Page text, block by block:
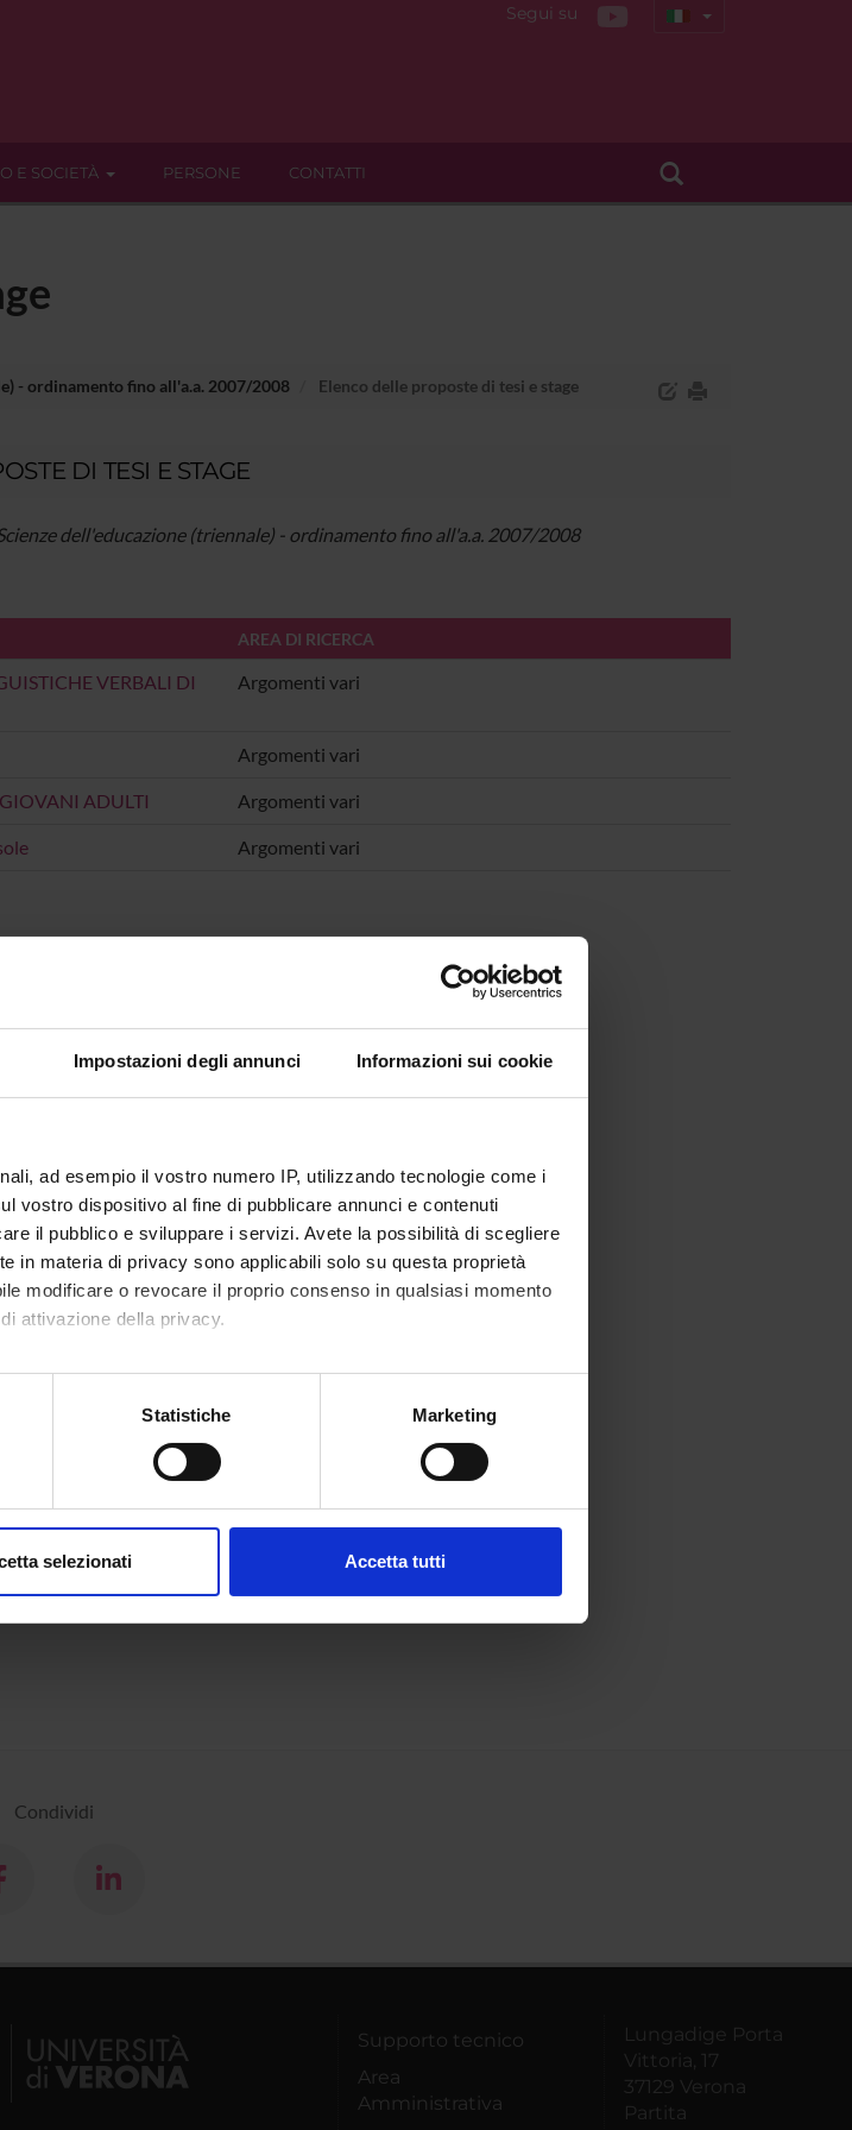
Impostazioni degli annunci Informazioni sui cookie
ad esempio il vostro numero IP, utilizzando tecnologie come i
vostro dispositivo al fine di pubblicare annunci e contenuti
il pubblico e sviluppare i servizi. Avete la possibilità di scegliere
in materia di privacy sono applicabili solo su questa proprietà
modificare o revocare il proprio consenso in qualsiasi momento
attivazione della privacy.
con un'approssimazione di qualche metro,
dalla Dichiarazione sui cookie.
Statistiche Marketing
selezionati Accetta tutti
Segui su
E SOCIETÀ PERSONE CONTATTI
- ordinamento fino all'a.a. 2007/2008 Elenco delle proposte di tesi e stage
DI TESI E STAGE
dell'educazione (triennale) - ordinamento fino all'a.a. 2007/2008
AREA DI RICERCA
VERBALI DI
Argomenti vari
Argomenti vari
ADULTI Argomenti vari
Argomenti vari
Condividi
Supporto tecnico
Area
Amministrativa
Lungadige Porta
Vittoria, 17
37129 Verona
Partita